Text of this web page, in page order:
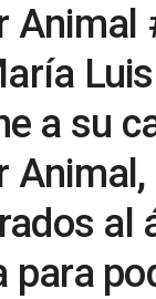
Animal
a su
al
para